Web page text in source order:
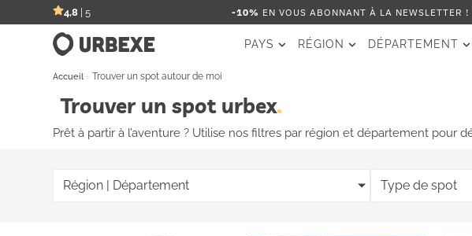
4,8 | 5 -10% EN VOUS ABONNANT À LA NEWSLETTER !
PAYS RÉGION DÉPARTEMENT
Accueil -Trouver un spot autour de moi
Trouver un spot urbex
Prêt à partir à l’aventure ? Utilise nos filtres par région et département pour
Région | Département Type de spot